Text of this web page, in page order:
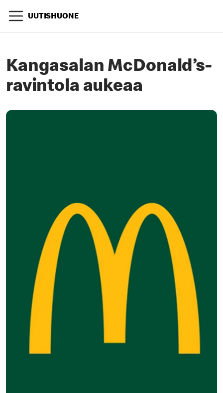
UUTISHUONE
Kangasalan McDonald’s-
ravintola aukeaa